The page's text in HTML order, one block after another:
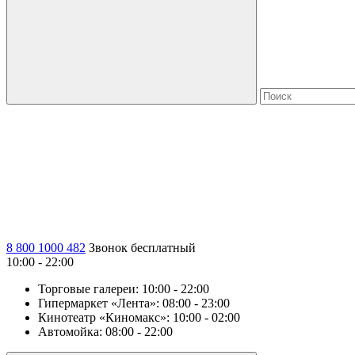
8 800 1000 482 Звонок бесплатный
10:00 - 22:00
Торговые галереи: 10:00 - 22:00
Гипермаркет «Лента»: 08:00 - 23:00
Кинотеатр «Киномакс»: 10:00 - 02:00
Автомойка: 08:00 - 22:00